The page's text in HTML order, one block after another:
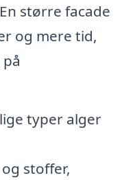
En større facade
og mere tid,
typer alger
stoffer,